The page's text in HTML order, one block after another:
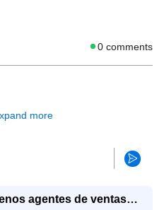
0 comments
more
agentes de ventas